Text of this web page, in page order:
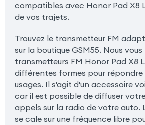
compatibles avec Honor Pad X8
de vos trajets.
Trouvez le transmetteur FM
sur la boutique GSM55. Nous
transmetteurs FM Honor Pad X8
différentes formes pour répondre
usages. Il s'agit d'un accessoire
car il est possible de diffuser
appels sur la radio de votre auto.
se cale sur une fréquence libre